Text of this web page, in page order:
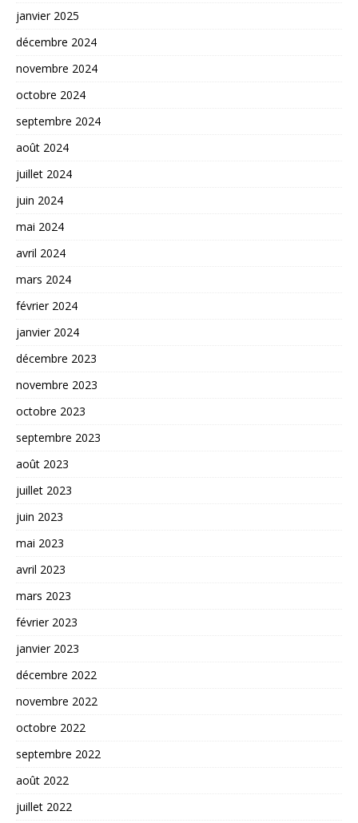
janvier 2025
décembre 2024
novembre 2024
octobre 2024
septembre 2024
août 2024
juillet 2024
juin 2024
mai 2024
avril 2024
mars 2024
février 2024
janvier 2024
décembre 2023
novembre 2023
octobre 2023
septembre 2023
août 2023
juillet 2023
juin 2023
mai 2023
avril 2023
mars 2023
février 2023
janvier 2023
décembre 2022
novembre 2022
octobre 2022
septembre 2022
août 2022
juillet 2022